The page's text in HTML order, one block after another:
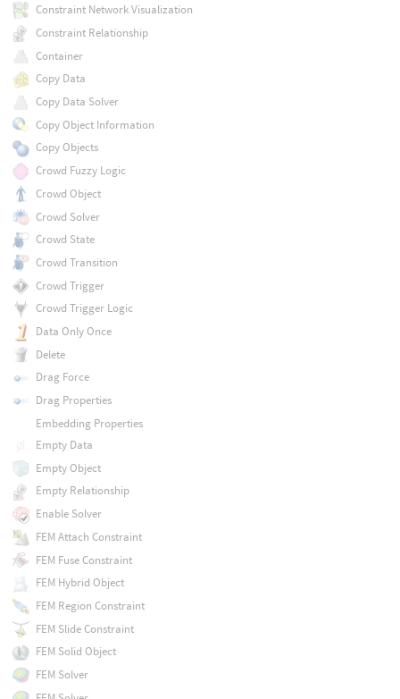
Constraint Network Visualization
Constraint Relationship
Container
Copy Data
Copy Data Solver
Copy Object Information
Copy Objects
Crowd Fuzzy Logic
Crowd Object
Crowd Solver
Crowd State
Crowd Transition
Crowd Trigger
Crowd Trigger Logic
Data Only Once
Delete
Drag Force
Drag Properties
Embedding Properties
Empty Data
Empty Object
Empty Relationship
Enable Solver
FEM Attach Constraint
FEM Fuse Constraint
FEM Hybrid Object
FEM Region Constraint
FEM Slide Constraint
FEM Solid Object
FEM Solver